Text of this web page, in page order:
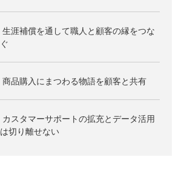
生涯補償を通して職人と顧客の縁をつな
ぐ
商品購入にまつわる物語を顧客と共有
カスタマーサポートの拡充とデータ活用
は切り離せない